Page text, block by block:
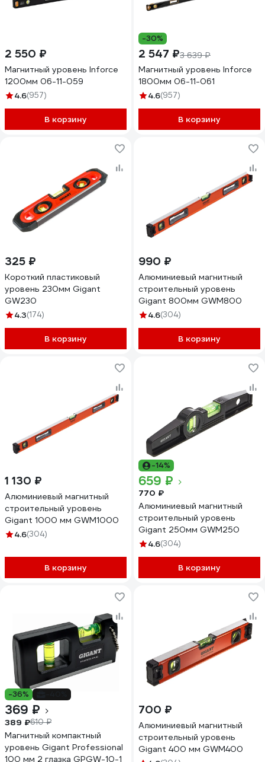
2 550 ₽
Магнитный уровень Inforce
1200мм 06-11-059
4.6(957)
В корзину
-30%
2 547 ₽3 639 ₽
Магнитный уровень Inforce
1800мм 06-11-061
4.6(957)
В корзину
325 ₽
Короткий пластиковый
уровень 230мм Gigant
GW230
4.3(174)
В корзину
990 ₽
Алюминиевый магнитный
строительный уровень
Gigant 800мм GWM800
4.6(304)
В корзину
1 130 ₽
Алюминиевый магнитный
строительный уровень
Gigant 1000 мм GWM1000
4.6(304)
В корзину
-14%
659 ₽
770 ₽
Алюминиевый магнитный
строительный уровень
Gigant 250мм GWM250
4.6(304)
В корзину
-36%
369 ₽
389 ₽610 ₽
Магнитный компактный
уровень Gigant Professional
100 мм 2 глазка GPGW-10-1
700 ₽
Алюминиевый магнитный
строительный уровень
Gigant 400 мм GWM400